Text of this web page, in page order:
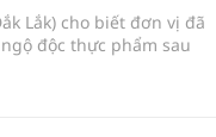
Lắk) cho biết đơn vị đã
độc thực phẩm sau